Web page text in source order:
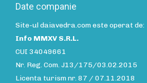
Date companie
Site-ul daiavedra.com este operat de:
Info MMXV S.R.L.
CUI 34049661
Nr. Reg. Com. J13/175/03.02.2015
Licenta turism nr. 87 / 07.11.2018